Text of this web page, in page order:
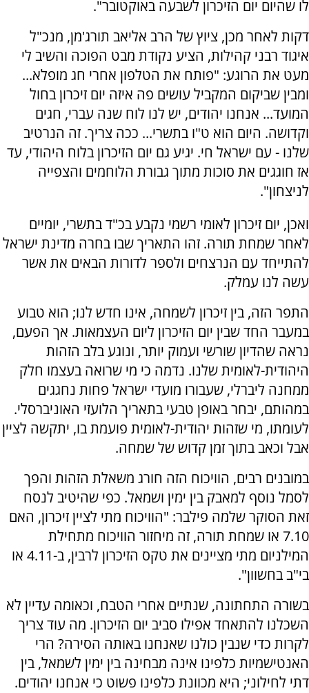
לו שהיום יום הזיכרון לשבעה באוקטובר".
דקות לאחר מכן, ציוץ של הרב אליאב תורג'מן, מנכ"ל
איגוד רבני קהילות, הציע נקודת מבט הפוכה והשיב לי
מעט את הרוגע: "פותח את הטלפון אחרי חג מופלא...
ומבין שביקום המקביל עושים פה איזה יום זיכרון בחול
המועד... אנחנו יהודים, יש לנו לוח שנה עברי, חגים
וקדושה. היום הוא ט"ו בתשרי... ככה צריך. זה הנרטיב
שלנו - עם ישראל חי. יגיע גם יום הזיכרון בלוח היהודי, עד
אז חוגגים את סוכות מתוך גבורת הלוחמים והצפייה
לניצחון".
ואכן, יום זיכרון לאומי רשמי נקבע בכ"ד בתשרי, יומיים
לאחר שמחת תורה. זהו התאריך שבו בחרה מדינת ישראל
להתייחד עם הנרצחים ולספר לדורות הבאים את אשר
עשה לנו עמלק.
התפר הזה, בין זיכרון לשמחה, אינו חדש לנו; הוא טבוע
במעבר החד שבין יום הזיכרון ליום העצמאות. אך הפעם,
נראה שהדיון שורשי ועמוק יותר, ונוגע בלב הזהות
היהודית-לאומית שלנו. נדמה כי מי שרואה בעצמו חלק
ממחנה ליברלי, שעבורו מועדי ישראל פחות נחגגים
במהותם, יבחר באופן טבעי בתאריך הלועזי האוניברסלי.
לעומתו, מי שזהות יהודית-לאומית פועמת בו, יתקשה לציין
אבל וכאב בתוך זמן קדוש של שמחה.
במובנים רבים, הוויכוח הזה חורג משאלת הזהות והפך
לסמל נוסף למאבק בין ימין ושמאל. כפי שהיטיב לנסח
זאת הסוקר שלמה פילבר: "הוויכוח מתי לציין זיכרון, האם
7.10 או שמחת תורה, זה מיחזור הוויכוח מתחילת
המילניום מתי מציינים את טקס הזיכרון לרבין, ב-4.11 או
בי"ב בחשוון".
בשורה התחתונה, שנתיים אחרי הטבח, וכאומה עדיין לא
השכלנו להתאחד אפילו סביב יום הזיכרון. מה עוד צריך
לקרות כדי שנבין כולנו שאנחנו באותה הסירה? הרי
האנטישמיות כלפינו אינה מבחינה בין ימין לשמאל, בין
דתי לחילוני; היא מכוונת כלפינו פשוט כי אנחנו יהודים.